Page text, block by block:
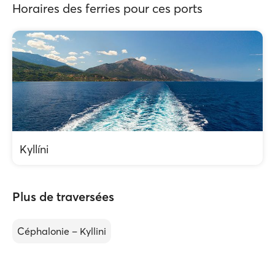
Horaires des ferries pour ces ports
Kyllíni
Plus de traversées
Céphalonie – Kyllini